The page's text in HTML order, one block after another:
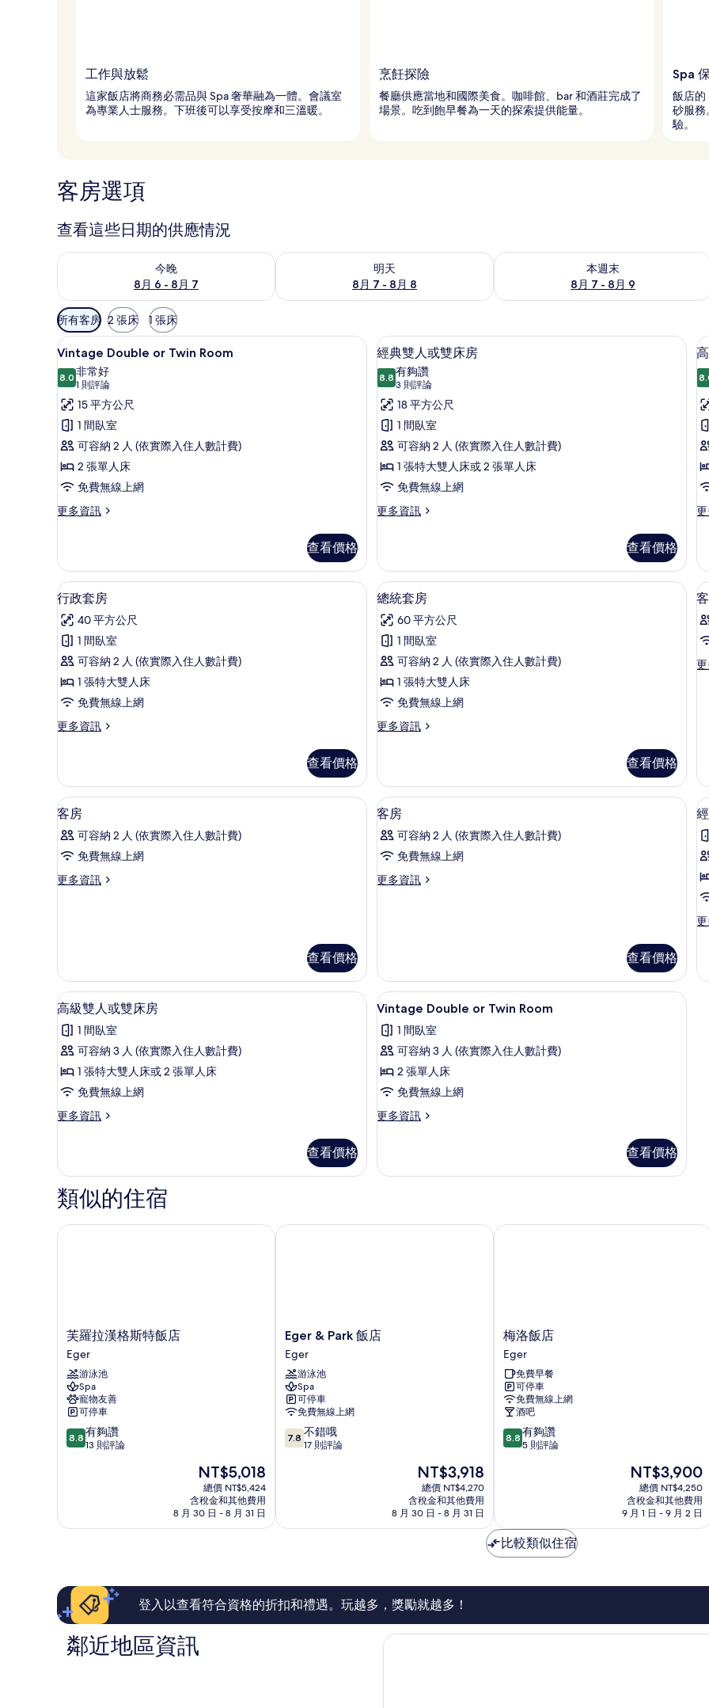
工作與放鬆
這家飯店將商務必需品與 Spa 奢華融為一體。會議室
為專業人士服務。下班後可以享受按摩和三溫暖。
烹飪探險
餐廳供應當地和國際美食。咖啡館、bar 和酒莊完成了
場景。吃到飽早餐為一天的探索提供能量。
Spa
飯店的
砂服務
驗。
客房選項
查看這些日期的供應情況
今晚
8月 6 - 8月 7
查看今晚 (8月 6 - 8月 7) 的供應情況
明天
8月 7 - 8月 8
查看明天 (8月 7 - 8月 8) 的供應情況
本週末
8月 7 - 8月 9
查看本週末 (8月 7 - 8月 9) 的供應情況
可
用
的
客
房
篩
選
條
件
所有客房 2 張床 1 張床
顯
示
Vintage
Double
or
Twin
Room
的
所
有
片
Vintage Double or Twin Room | 迷你吧、書桌、隔音、免費無線上網
3
Vintage Double or Twin Room
8.08.0 分，滿分 10 分
非常好
1 則評論
(1
則
評
論)
15 平方公尺
1 間臥室
可容納 2 人 (依實際入住人數計費)
2 張單人床
免費無線上網
更多資訊
更
or
Twin
Room
的
詳
情
查看價格
顯
示
經
典
雙
人
或
雙
床
所
有
相
片
經典雙人或雙床房 | 迷你吧、書桌、隔
4
經典雙人或雙床房
8.88.8 分，滿分 10 分
有夠讚
3 則評論
(3
則
評
論)
18 平方公尺
1 間臥室
可容納 2 人 (依實際入住人數計費)
1 張特大雙人床或 2 張單人床
免費無線上網
更多資訊
更
雙
人
或
床
房
的
詳
情
查看價格
有
更
雙
人
或
床
房
詳
顯
示
行
政
套
房
所
相
片
行政套房 | 迷你吧、書桌、隔音、免費無線上網
4
行政套房
40 平方公尺
1 間臥室
可容納 2 人 (依實際入住人數計費)
1 張特大雙人床
免費無線上網
更多資訊
更
套
房
的
情
查看價格
顯
示
總
統
套
房
所
相
片
總統套房 | 迷你吧、書桌、隔音、免費
4
總統套房
60 平方公尺
1 間臥室
可容納 2 人 (依實際入住人數計費)
1 張特大雙人床
免費無線上網
更多資訊
更
套
房
的
情
查看價格
顯
更
顯
示
客
的
片
迷你吧、書桌、隔音、免費無線上網
4
客房
可容納 2 人 (依實際入住人數計費)
免費無線上網
更多資訊
更
查看價格
顯
示
客
的
片
迷你吧、書桌、隔音、免費無線上網
4
客房
可容納 2 人 (依實際入住人數計費)
免費無線上網
更多資訊
更
查看價格
顯
典
床
更
雙
顯
示
高
級
雙
或
床
房
的
所
高級雙人或雙床房 | 迷你吧、書桌、隔音、免費無線上網
1
高級雙人或雙床房
1 間臥室
可容納 3 人 (依實際入住人數計費)
1 張特大雙人床或 2 張單人床
免費無線上網
更多資訊
更
雙
人
或
雙
床
查看價格
顯
示
Vintage
Double
or
Twin
Room
有
Vintage
1
Vintage Double or Twin Room
1 間臥室
可容納 3 人 (依實際入住人數計費)
2 張單人床
免費無線上網
更多資訊
更
or
詳
查看價格
類似的住宿
芙
羅
拉
漢
格
斯
特
飯
店
芙羅拉漢格斯特飯店
Eger
游泳池
Spa
寵物友善
可停車
8.8
分，
夠
評
8.8 有夠讚
13 則評論
現
在
價
格
為
NT$5,018
總價 NT$5,424
含稅金和其他費用
8 月 30 日 - 8 月 31 日
芙羅拉漢格斯特飯店
Eger
&
Park
飯
店
Eger
Eger & Park 飯店
Eger
游泳池
Spa
可停車
免費無線上網
7.8
分，
錯
評
論
7.8 不錯哦
17 則評論
現
在
價
格
為
NT$3,918
總價 NT$4,270
含稅金和其他費用
8 月 30 日 - 8 月 31 日
Eger & Park 飯店
梅
洛
飯
店
Eger
梅洛飯店
Eger
免費早餐
可停車
免費無線上網
酒吧
8.8
分，
夠
讚，
5
評
8.8 有夠讚
5 則評論
現
在
價
格
為
NT$3,900
總價 NT$4,250
含稅金和其他費用
9 月 1 日 - 9 月 2 日
梅洛飯店
比較類似住宿
登入以查看符合資格的折扣和禮遇。玩越多，獎勵就越多！
鄰近地區資訊